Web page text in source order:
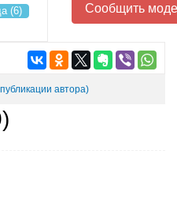
(6)
Сообщить
автора)
)